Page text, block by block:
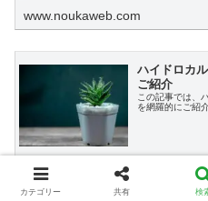
www.noukaweb.com
ハイドロカ
ご紹介
この記事では、
を網羅的にご紹
www.noukaweb.com
カテゴリー 共有 検